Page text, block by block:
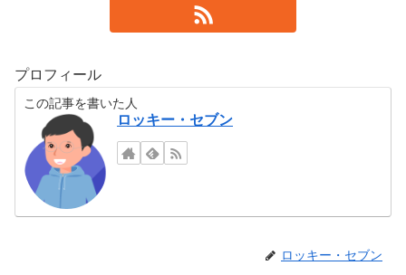
プロフィール
この記事を書いた人
ロッキー・セブン
ロッキー・セブン